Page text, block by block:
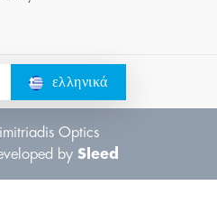
ελληνικά
Optics
by Sleed